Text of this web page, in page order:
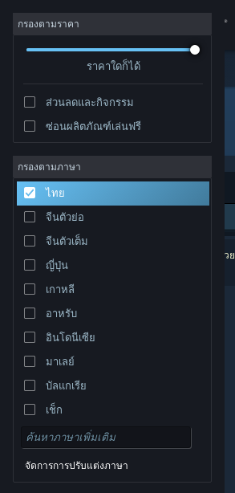
เข้าสู่ระบบ
ชุมชน
เกี่ยวกับ
ฝ่ายสนับสนุน
เปลี่ยนภาษา
รับแอป Steam แบบพกพา
ชมเว็บไซต์สำหรับเดสก์ท็อป
กรองตามราคา
ราคาใดก็ได้
ส่วนลดและกิจกรรม
ซ่อนผลิตภัณฑ์เล่นฟรี
กรองตามภาษา
ไทย
จีนตัวย่อ
จีนตัวเต็ม
ญี่ปุ่น
เกาหลี
อาหรับ
อินโดนีเซีย
มาเลย์
บัลแกเรีย
เช็ก
เดนมาร์ก
อังกฤษ
จัดการการปรับแต่งภาษา
"Super Darts Champs"
จัดเรียงตาม
0 ผลลัพธ์ตรงกับที่คุณค้นหา 1 ผลิตภัณฑ์ (ประกอบด้วย
Champs) ได้ถูกละเว้นตามการปรับแต่งของคุณ